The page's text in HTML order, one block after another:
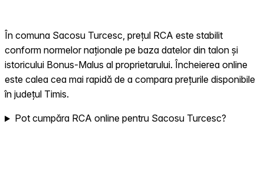
În comuna Sacosu Turcesc, prețul RCA este stabilit
conform normelor naționale pe baza datelor din talon și
istoricului Bonus-Malus al proprietarului. Încheierea online
este calea cea mai rapidă de a compara prețurile disponibile
în județul Timis.
Pot cumpăra RCA online pentru Sacosu Turcesc?